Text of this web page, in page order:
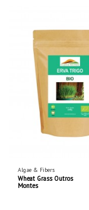
Algae & Fibers
Wheat Grass Outros
Montes